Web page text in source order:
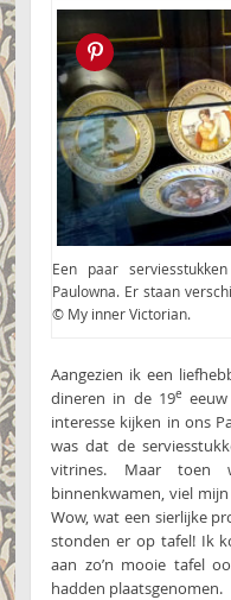
Pin this!
Een paar
Paulowna. Er staan
© My inner Victorian.
Aangezien ik een
dineren in de 19e
interesse kijken in ons
was dat de
vitrines. Maar toen
binnenkwamen, viel
Wow, wat een sierlijke
stonden er op tafel! Ik
aan zo’n mooie tafel
hadden plaatsgenomen.